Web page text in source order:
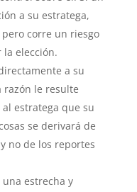
a su estratega,
corre un riesgo
elección.
a su
razón le resulte
estratega que su
se derivará de
no de los reportes
estrecha y